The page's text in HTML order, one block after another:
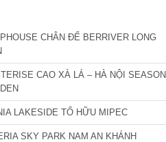
CHÂN ĐẾ BERRIVER LONG
CAO XÀ LÁ – HÀ NỘI SEASON
LAKESIDE TỐ HỮU MIPEC
SKY PARK NAM AN KHÁNH